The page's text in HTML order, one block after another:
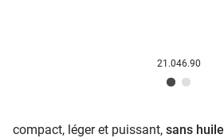
21.046.90
compact, léger et puissant, sans huile